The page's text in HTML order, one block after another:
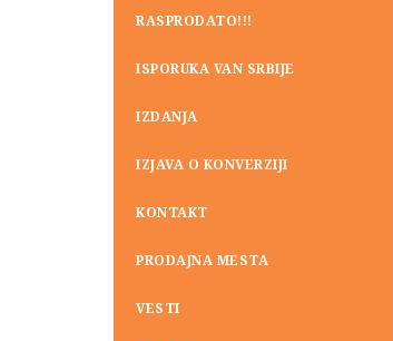
RASPRODATO!!!
ISPORUKA VAN SRBIJE
IZDANJA
IZJAVA O KONVERZIJI
KONTAKT
PRODAJNA MESTA
VESTI